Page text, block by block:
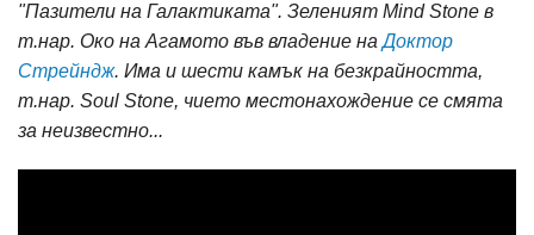
"Пазители на Галактиката". Зеленият Mind Stone в
т.нар. Око на Агамото във владение наДоктор
Стрейндж. Има и шести камък на безкрайността,
т.нар. Soul Stone, чието местонахождение се смята
за неизвестно...